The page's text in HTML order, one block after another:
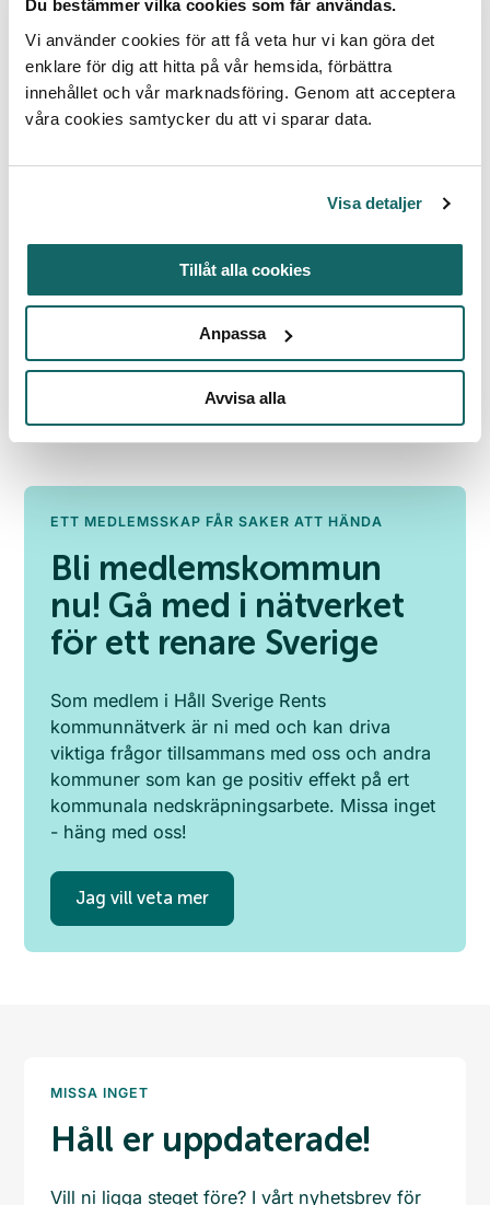
Du bestämmer vilka cookies som får användas.
Vi använder cookies för att få veta hur vi kan göra det
enklare för dig att hitta på vår hemsida, förbättra
innehållet och vår marknadsföring. Genom att acceptera
våra cookies samtycker du att vi sparar data.
Visa detaljer
Tillåt alla cookies
Anpassa
Avvisa alla
Tidigare vinnare av Håll Sverige
Rent-kommun
Här listar vi senaste rankinglistan och
motiveringarna bakom 2022–2025 års
vinnare.
ETT MEDLEMSSKAP FÅR SAKER ATT HÄNDA
Bli medlemskommun
nu! Gå med i nätverket
för ett renare Sverige
Som medlem i Håll Sverige Rents
kommunnätverk är ni med och kan driva
viktiga frågor tillsammans med oss och andra
kommuner som kan ge positiv effekt på ert
kommunala nedskräpningsarbete. Missa inget
- häng med oss!
Jag vill veta mer
MISSA INGET
Håll er uppdaterade!
Vill ni ligga steget före? I vårt nyhetsbrev för